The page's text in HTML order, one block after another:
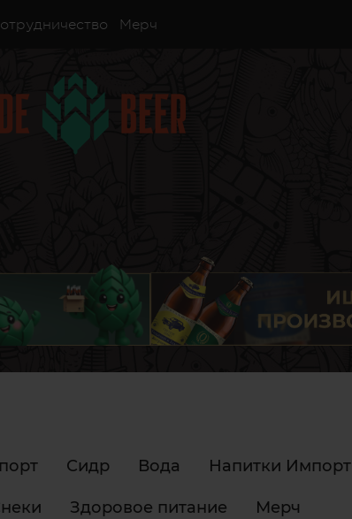
Мерч
Сидр Вода Напитки Импорт
Здоровое питание Мерч